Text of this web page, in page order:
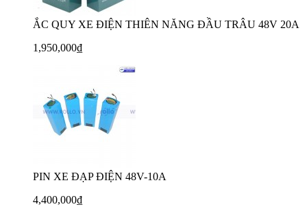
ẮC QUY XE ĐIỆN THIÊN NĂNG ĐẦU TRÂU 48V 20A
1,950,000₫
PIN XE ĐẠP ĐIỆN 48V-10A
4,400,000₫